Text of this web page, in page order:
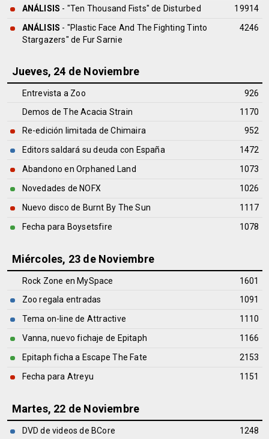
ANÁLISIS - "Ten Thousand Fists" de Disturbed
19914
ANÁLISIS - "Plastic Face And The Fighting Tinto
Stargazers" de Fur Sarnie
4246
Jueves, 24 de Noviembre
Entrevista a Zoo
926
Demos de The Acacia Strain
1170
Re-edición limitada de Chimaira
952
Editors saldará su deuda con España
1472
Abandono en Orphaned Land
1073
Novedades de NOFX
1026
Nuevo disco de Burnt By The Sun
1117
Fecha para Boysetsfire
1078
Miércoles, 23 de Noviembre
Rock Zone en MySpace
1601
Zoo regala entradas
1091
Tema on-line de Attractive
1110
Vanna, nuevo fichaje de Epitaph
1166
Epitaph ficha a Escape The Fate
2153
Fecha para Atreyu
1151
Martes, 22 de Noviembre
DVD de videos de BCore
1248